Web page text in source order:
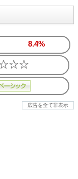
8.4%
広告を全て非表示